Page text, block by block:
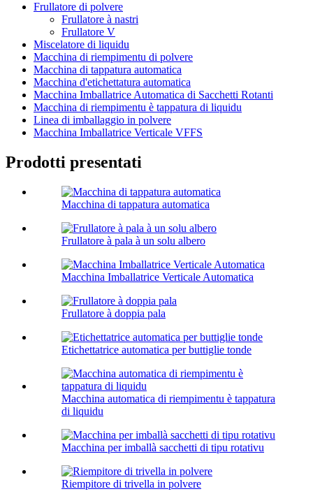
Frullatore di polvere
Frullatore à nastri
Frullatore V
Miscelatore di liquidu
Macchina di riempimentu di polvere
Macchina di tappatura automatica
Macchina d'etichettatura automatica
Macchina Imballatrice Automatica di Sacchetti Rotanti
Macchina di riempimentu è tappatura di liquidu
Linea di imballaggio in polvere
Macchina Imballatrice Verticale VFFS
Prodotti presentati
Macchina di tappatura automatica
Frullatore à pala à un solu albero
Macchina Imballatrice Verticale Automatica
Frullatore à doppia pala
Etichettatrice automatica per buttiglie tonde
Macchina automatica di riempimentu è tappatura
di liquidu
Macchina per imballà sacchetti di tipu rotativu
Riempitore di trivella in polvere